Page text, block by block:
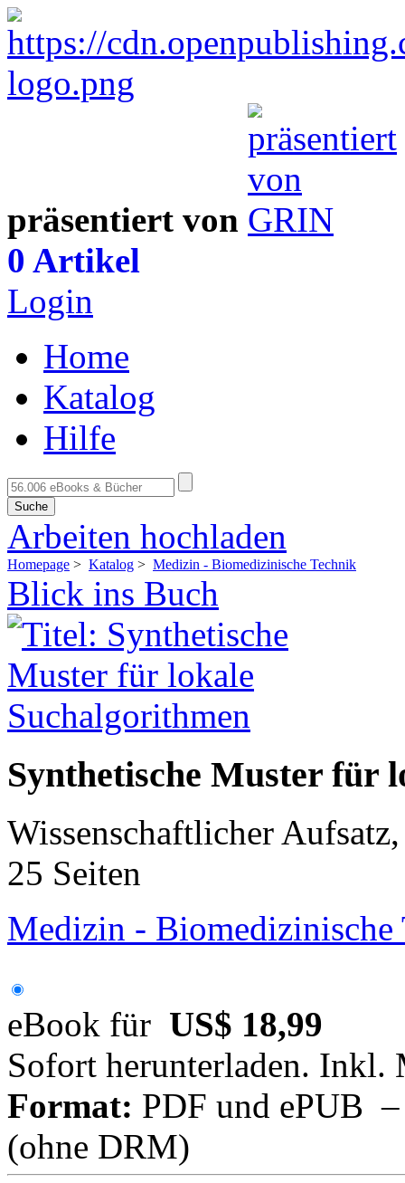
präsentiert von
0 Artikel
Login
Home
Katalog
Hilfe
Suche
Arbeiten hochladen
Homepage > Katalog > Medizin - Biomedizinische Technik
Blick ins Buch
Synthetische Muster für
Wissenschaftlicher
25 Seiten
Medizin - Biomedizinische
eBook für US$ 18,99
Sofort herunterladen. Inkl.
Format: PDF und ePUB
(ohne DRM)